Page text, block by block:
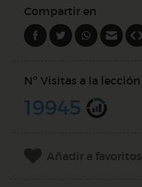
Compartir en
Nº Visitas a la lección
19945
Añadir a favoritos